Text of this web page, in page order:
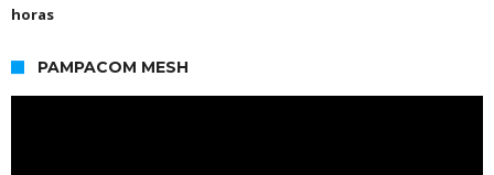
horas
PAMPACOM MESH